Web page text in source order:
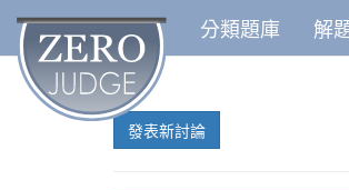
分類題庫 解
發表新討論